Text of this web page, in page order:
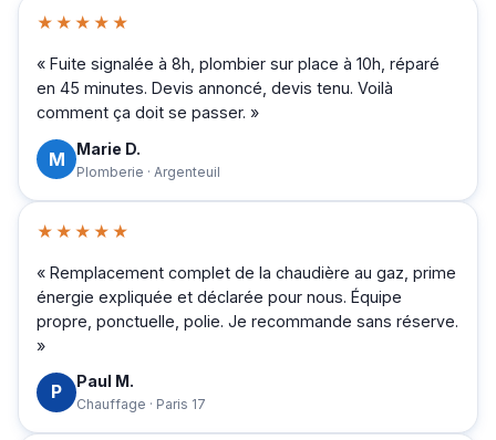
★★★★★
« Fuite signalée à 8h, plombier sur place à 10h, réparé
en 45 minutes. Devis annoncé, devis tenu. Voilà
comment ça doit se passer. »
M Marie D.
Plomberie · Argenteuil
★★★★★
« Remplacement complet de la chaudière au gaz, prime
énergie expliquée et déclarée pour nous. Équipe
propre, ponctuelle, polie. Je recommande sans réserve.
»
P Paul M.
Chauffage · Paris 17